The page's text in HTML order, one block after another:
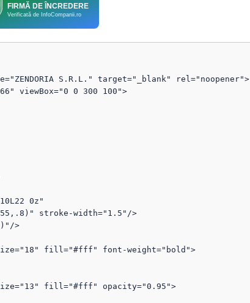
FIRMĂ DE ÎNCREDERE
Verificată de InfoCompanii.ro
S.R.L." target="_blank" rel="noopener">
viewBox="0 0 300 100">